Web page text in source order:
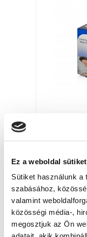
Ez a weboldal
Sütiket használunk a
szabásához,
valamint
közösségi média-,
megosztjuk az Ön
Breathe